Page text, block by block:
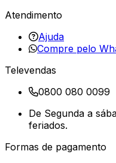
Atendimento
Ajuda
Compre pelo
Televendas
0800 080 0099
De Segunda a
feriados.
Formas de pagamento